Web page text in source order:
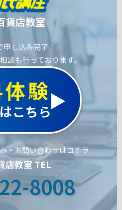
貨店教室
申し込み完了！
談も行っております。
験
こちら
・お問い合わせはコチラ
店教室 TEL
8008